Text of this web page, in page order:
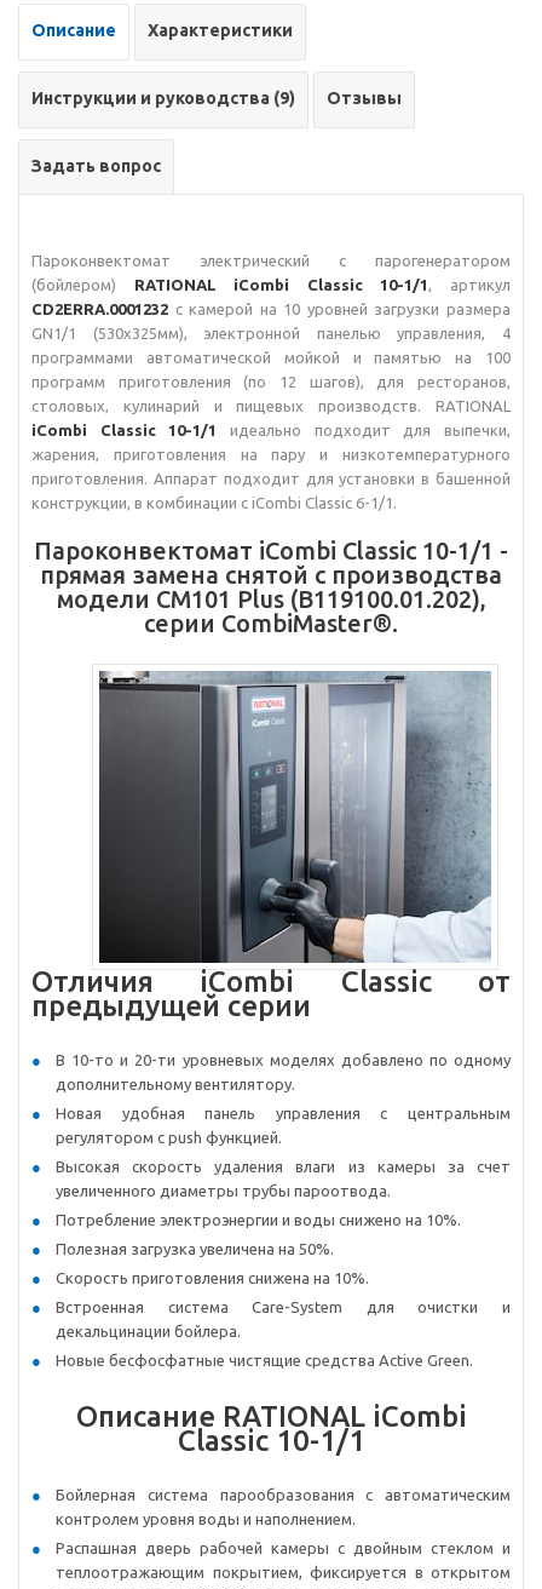
Описание Характеристики
Инструкции и руководства (9) Отзывы
Задать вопрос
Пароконвектомат электрический с парогенератором
(бойлером) RATIONAL iCombi Classic 10-1/1
, артикул
CD2ERRA.0001232 с камерой на 10 уровней загрузки размера
GN1/1 (530х325мм), электронной панелью управления, 4
программами автоматической мойкой и памятью на 100
программ приготовления (по 12 шагов), для ресторанов,
столовых, кулинарий и пищевых производств. RATIONAL
iCombi Classic 10-1/1
идеально подходит для выпечки,
жарения, приготовления на пару и низкотемпературного
приготовления. Аппарат подходит для установки в башенной
конструкции, в комбинации с iCombi Classic 6-1/1.
Пароконвектомат iCombi Classic 10-1/1 -
прямая замена снятой с производства
модели CM101 Plus (B119100.01.202),
серии CombiMaster®.
Отличия iCombi Classic от
предыдущей серии
В 10-то и 20-ти уровневых моделях добавлено по одному
дополнительному вентилятору.
Новая удобная панель управления с центральным
регулятором с push функцией.
Высокая скорость удаления влаги из камеры за счет
увеличенного диаметры трубы пароотвода.
Потребление электроэнергии и воды снижено на 10%.
Полезная загрузка увеличена на 50%.
Скорость приготовления снижена на 10%.
Встроенная система Care-System для очистки и
декальцинации бойлера.
Новые бесфосфатные чистящие средства Active Green.
Описание RATIONAL iCombi
Classic 10-1/1
Бойлерная система парообразования с автоматическим
контролем уровня воды и наполнением.
Распашная дверь рабочей камеры с двойным стеклом и
теплоотражающим покрытием, фиксируется в открытом